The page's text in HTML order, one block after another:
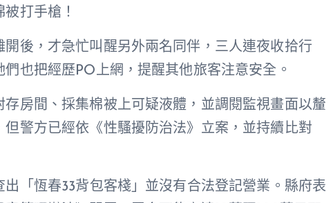
打手槍！
後，才急忙叫醒另外兩名同伴，三人連夜收拾行
也把經歷PO上網，提醒其他旅客注意安全。
房間、採集棉被上可疑液體，並調閱監視畫面以釐
警方已經依《性騷擾防治法》立案，並持續比對
「恆春33背包客棧」並沒有合法登記營業。縣府表